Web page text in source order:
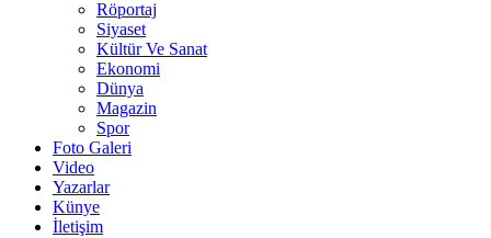
Röportaj
Siyaset
Kültür Ve Sanat
Ekonomi
Dünya
Magazin
Spor
Foto Galeri
Video
Yazarlar
Künye
İletişim